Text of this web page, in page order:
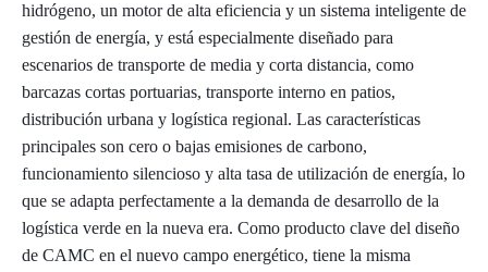
hidrógeno, un motor de alta eficiencia y un sistema inteligente de
gestión de energía, y está especialmente diseñado para
escenarios de transporte de media y corta distancia, como
barcazas cortas portuarias, transporte interno en patios,
distribución urbana y logística regional. Las características
principales son cero o bajas emisiones de carbono,
funcionamiento silencioso y alta tasa de utilización de energía, lo
que se adapta perfectamente a la demanda de desarrollo de la
logística verde en la nueva era. Como producto clave del diseño
de CAMC en el nuevo campo energético, tiene la misma